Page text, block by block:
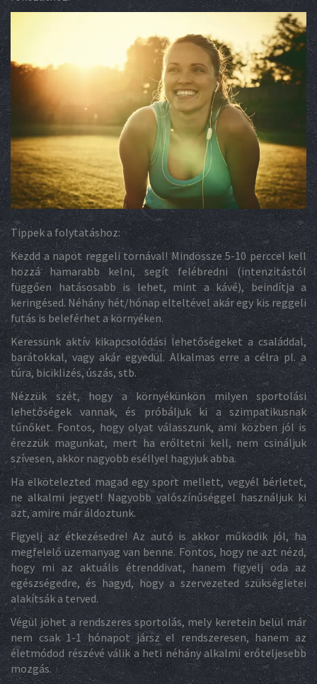
Tippek a folytatáshoz:
Kezdd a napot reggeli tornával! Mindössze 5-10 perccel kell
hozzá hamarabb kelni, segít felébredni (intenzitástól
függően hatásosabb is lehet, mint a kávé), beindítja a
keringésed. Néhány hét/hónap elteltével akár egy kis reggeli
futás is beleférhet a környéken.
Keressünk aktív kikapcsolódási lehetőségeket a családdal,
barátokkal, vagy akár egyedül. Alkalmas erre a célra pl. a
túra, biciklizés, úszás, stb.
Nézzük szét, hogy a környékünkön milyen sportolási
lehetőségek vannak, és próbáljuk ki a szimpatikusnak
tűnőket. Fontos, hogy olyat válasszunk, ami közben jól is
érezzük magunkat, mert ha erőltetni kell, nem csináljuk
szívesen, akkor nagyobb eséllyel hagyjuk abba.
Ha elkötelezted magad egy sport mellett, vegyél bérletet,
ne alkalmi jegyet! Nagyobb valószínűséggel használjuk ki
azt, amire már áldoztunk.
Figyelj az étkezésedre! Az autó is akkor működik jól, ha
megfelelő üzemanyag van benne. Fontos, hogy ne azt nézd,
hogy mi az aktuális étrenddivat, hanem figyelj oda az
egészségedre, és hagyd, hogy a szervezeted szükségletei
alakítsák a terved.
Végül jöhet a rendszeres sportolás, mely keretein belül már
nem csak 1-1 hónapot jársz el rendszeresen, hanem az
életmódod részévé válik a heti néhány alkalmi erőteljesebb
mozgás.